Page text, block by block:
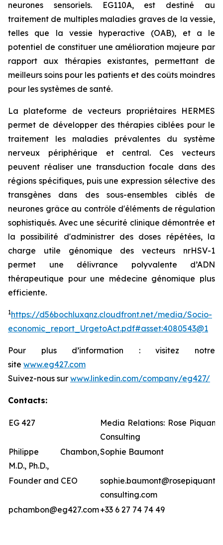
neurones sensoriels. EG110A, est destiné au
traitement de multiples maladies graves de la vessie,
telles que la vessie hyperactive (OAB), et a le
potentiel de constituer une amélioration majeure par
rapport aux thérapies existantes, permettant de
meilleurs soins pour les patients et des coûts moindres
pour les systèmes de santé.
La plateforme de vecteurs propriétaires HERMES
permet de développer des thérapies ciblées pour le
traitement les maladies prévalentes du système
nerveux périphérique et central. Ces vecteurs
peuvent réaliser une transduction focale dans des
régions spécifiques, puis une expression sélective des
transgènes dans des sous-ensembles ciblés de
neurones grâce au contrôle d'éléments de régulation
sophistiqués. Avec une sécurité clinique démontrée et
la possibilité d'administrer des doses répétées, la
charge utile génomique des vecteurs nrHSV-1
permet une délivrance polyvalente d’ADN
thérapeutique pour une médecine génomique plus
efficiente.
1https://d56bochluxqnz.cloudfront.net/media/Socio-
economic_report_UrgetoAct.pdf#asset:4080543@1
Pour plus d’information : visitez notre
site www.eg427.com
Suivez-nous sur www.linkedin.com/company/eg427/
Contacts:
EG 427
Media Relations: Rose
Consulting
Philippe Chambon,
M.D., Ph.D.,
Sophie Baumont
Founder and CEO
consulting.com
pchambon@eg427.com+33 6 27 74 74 49